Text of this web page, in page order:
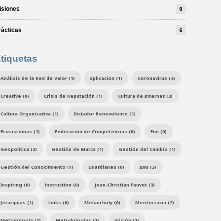
0
6
Análisis de la Red de Valor (1) aplicacion (1) Coronavirus (4)
Creative (0) Crisis de Reputación (1) Cultura de Internet (3)
Cultura Organizativa (1) Dictador Benevolente (1)
Ecosistemas (1) Federación de Competencias (0) Fun (0)
Geopolítica (2) Gestión de Marca (1) Gestión del Cambio (1)
Gestión del Conocimiento (1) Guardianes (0) IBM (3)
Inspiring (0) Instruction (0) Jean-Christian Fauvet (3)
Jerarquías (1) Links (0) Melancholy (0) Meritocracia (2)